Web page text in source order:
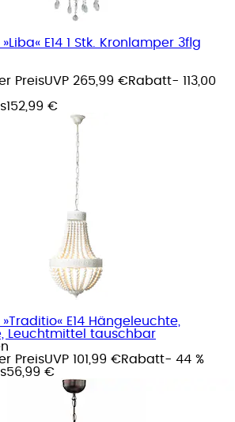
E14 1 Stk. Kronlamper 3flg
PreisUVP 265,99 €Rabatt- 113,00
152,99 €
E14 Hängeleuchte,
Leuchtmittel tauschbar
PreisUVP 101,99 €Rabatt- 44 %
56,99 €